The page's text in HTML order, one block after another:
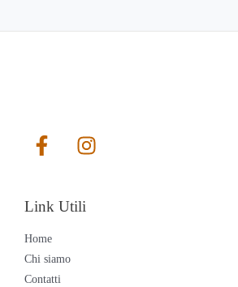
Link Utili
Home
Chi siamo
Contatti